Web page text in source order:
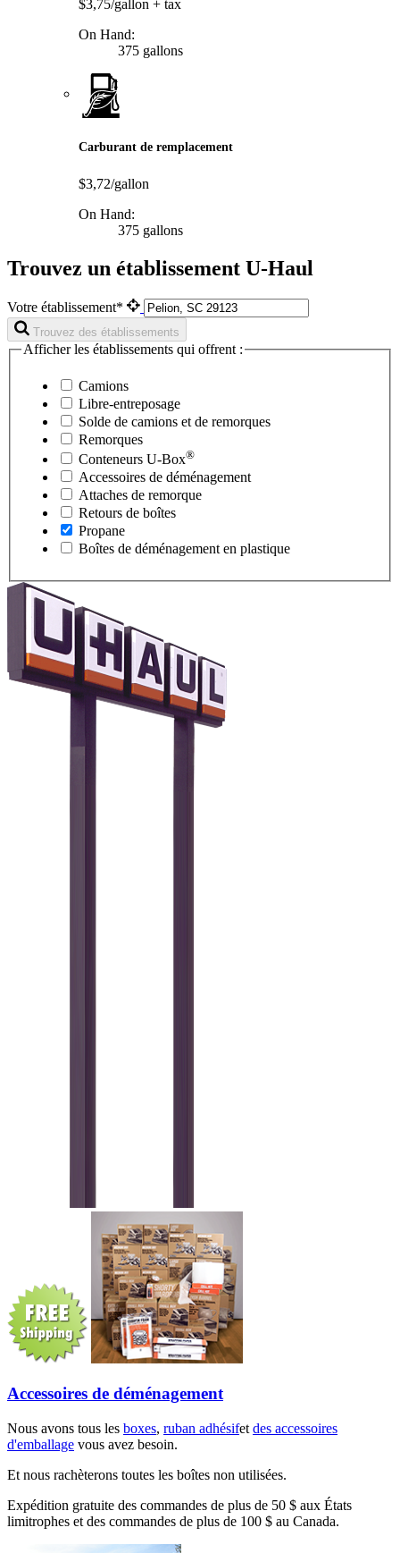
$3,75/gallon + tax
On Hand:
375 gallons
Carburant de remplacement
$3,72/gallon
On Hand:
375 gallons
Trouvez un établissement U-Haul
Votre établissement*
Trouvez des établissements
Afficher les établissements qui offrent :
Camions
Libre-entreposage
Solde de camions et de remorques
Remorques
Conteneurs U-Box®
Accessoires de déménagement
Attaches de remorque
Retours de boîtes
Propane
Boîtes de déménagement en plastique
Accessoires de déménagement
Nous avons tous les boxes, ruban adhésifet des accessoires
d'emballage vous avez besoin.
Et nous rachèterons toutes les boîtes non utilisées.
Expédition gratuite des commandes de plus de 50 $ aux États
limitrophes et des commandes de plus de 100 $ au Canada.